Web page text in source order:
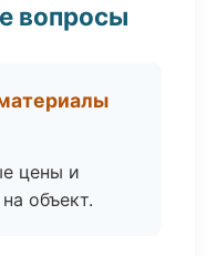
вопросы
цены и
объект.